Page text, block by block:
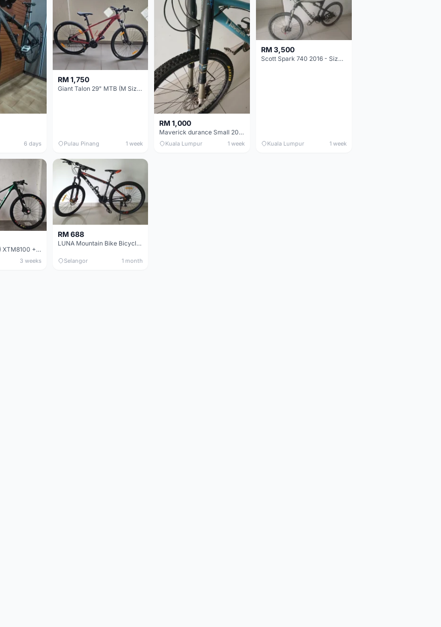
6 days
RM 1,750
Giant Talon 29" MTB (M Size) – Brand New, Never Used
Pulau Pinang 1 week
RM 1,000
Maverick durance Small 2008
Kuala Lumpur 1 week
RM 3,500
Scott Spark 740 2016 - Size XL
Kuala Lumpur 1 week
MTB 29er (15.5) XTM8100 + Sid Worldcup+ Elite Carbon Wheels - Like New !!
3 weeks
RM 688
LUNA Mountain Bike Bicycle with Disc Brakes
Selangor 1 month